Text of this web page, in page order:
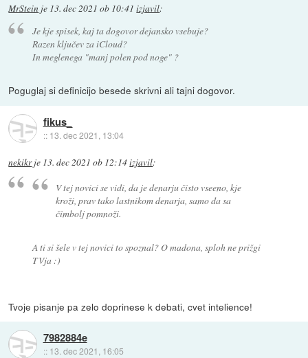
MrStein je 13. dec 2021 ob 10:41 izjavil:
Je kje spisek, kaj ta dogovor dejansko vsebuje?
Razen ključev za iCloud?
In meglenega "manj polen pod noge" ?
Poguglaj si definicijo besede skrivni ali tajni dogovor.
fikus_
:: 13. dec 2021, 13:04
nekikrje 13. dec 2021 ob 12:14izjavil:
V tej novici se vidi, da je denarju čisto vseeno, kje
kroži, prav tako lastnikom denarja, samo da sa
čimbolj pomnoži.
A ti si šele v tej novici to spoznal? O madona, sploh ne prižgi
TVja :)
Tvoje pisanje pa zelo doprinese k debati, cvet intelience!
7982884e
:: 13. dec 2021, 16:05